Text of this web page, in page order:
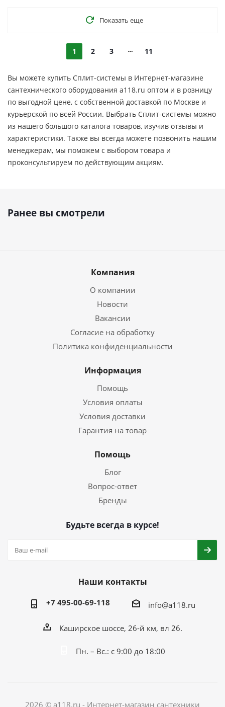
Показать еще
1 2 3 11
Вы можете купить Сплит-системы в Интернет-магазине
сантехнического оборудования a118.ru оптом и в розницу
по выгодной цене, c собственной доставкой по Москве и
курьерской по всей России. Выбрать Сплит-системы можно
из нашего большого каталога товаров, изучив отзывы и
характеристики. Также вы всегда можете позвонить нашим
менеджерам, мы поможем с выбором товара и
проконсультируем по действующим акциям.
Ранее вы смотрели
Компания
О компании
Новости
Вакансии
Согласие на обработку
Политика конфиденциальности
Информация
Помощь
Условия оплаты
Условия доставки
Гарантия на товар
Помощь
Блог
Вопрос-ответ
Бренды
Будьте всегда в курсе!
Наши контакты
+7 495-00-69-118 info@a118.ru
Каширское шоссе, 26-й км, вл 26.
Пн. – Вс.: с 9:00 до 18:00
2026 © a118.ru - Интернет-магазин сантехники